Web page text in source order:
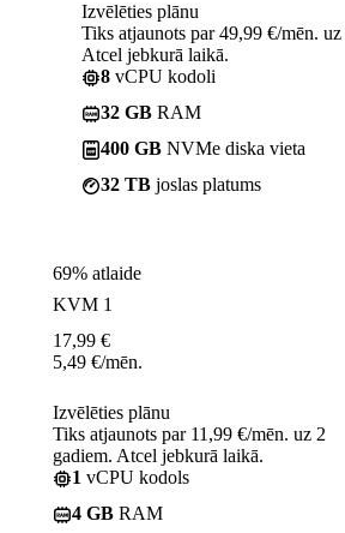
Izvēlēties plānu
Tiks atjaunots par 49,99 €/mēn.
Atcel jebkurā laikā.
8 vCPU kodoli
32 GB RAM
400 GB NVMe diska vieta
32 TB joslas platums
69% atlaide
KVM 1
17,99 €
5,49 €/mēn.
Izvēlēties plānu
Tiks atjaunots par 11,99 €/mēn. uz 2
gadiem. Atcel jebkurā laikā.
1 vCPU kodols
4 GB RAM